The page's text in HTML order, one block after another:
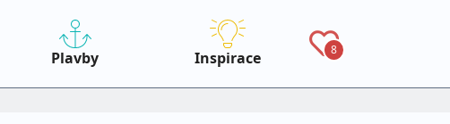
Plavby Inspirace 8